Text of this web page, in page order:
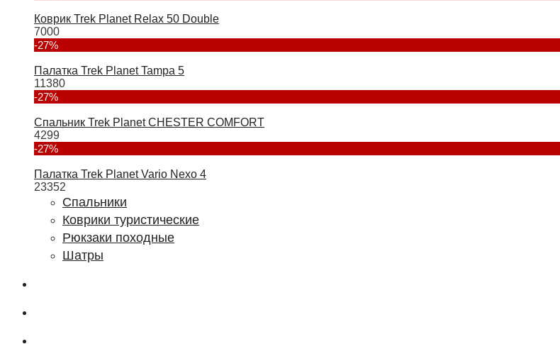
Коврик Trek Planet Relax 50 Double
7000
-27%
Палатка Trek Planet Tampa 5
11380
-27%
Спальник Trek Planet CHESTER COMFORT
4299
-27%
Палатка Trek Planet Vario Nexo 4
23352
Спальники
Коврики туристические
Рюкзаки походные
Шатры